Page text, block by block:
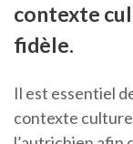
contexte
fidèle.
Il est essentiel
contexte